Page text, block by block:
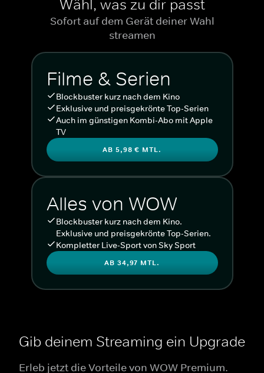
Wähl, was zu dir passt
Sofort auf dem Gerät deiner Wahl
streamen
Filme & Serien
Blockbuster kurz nach dem Kino
Exklusive und preisgekrönte Top-Serien
Auch im günstigen Kombi-Abo mit Apple
TV
AB 5,98 € MTL.
Alles von WOW
Blockbuster kurz nach dem Kino.
Exklusive und preisgekrönte Top-Serien.
Kompletter Live-Sport von Sky Sport
AB 34,97 MTL.
Gib deinem Streaming ein Upgrade
Erleb jetzt die Vorteile von WOW Premium.